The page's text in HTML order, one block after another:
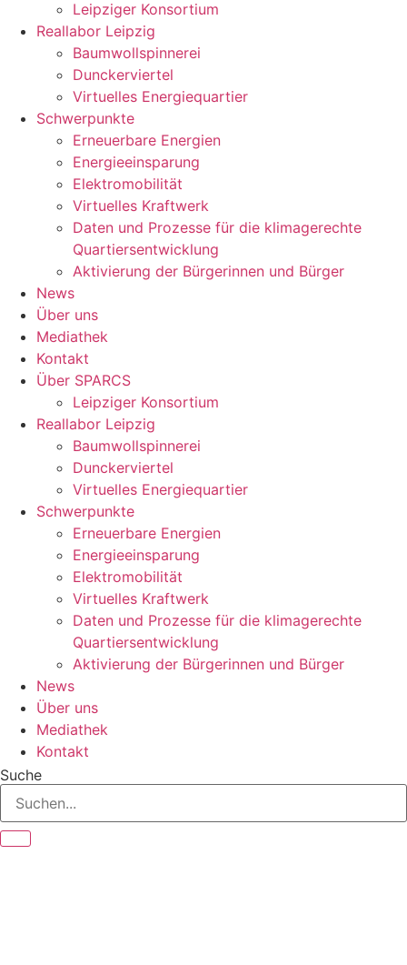
Leipziger Konsortium
Reallabor Leipzig
Baumwollspinnerei
Dunckerviertel
Virtuelles Energiequartier
Schwerpunkte
Erneuerbare Energien
Energieeinsparung
Elektromobilität
Virtuelles Kraftwerk
Daten und Prozesse für die klimagerechte
Quartiersentwicklung
Aktivierung der Bürgerinnen und Bürger
News
Über uns
Mediathek
Kontakt
Über SPARCS
Leipziger Konsortium
Reallabor Leipzig
Baumwollspinnerei
Dunckerviertel
Virtuelles Energiequartier
Schwerpunkte
Erneuerbare Energien
Energieeinsparung
Elektromobilität
Virtuelles Kraftwerk
Daten und Prozesse für die klimagerechte
Quartiersentwicklung
Aktivierung der Bürgerinnen und Bürger
News
Über uns
Mediathek
Kontakt
Suche